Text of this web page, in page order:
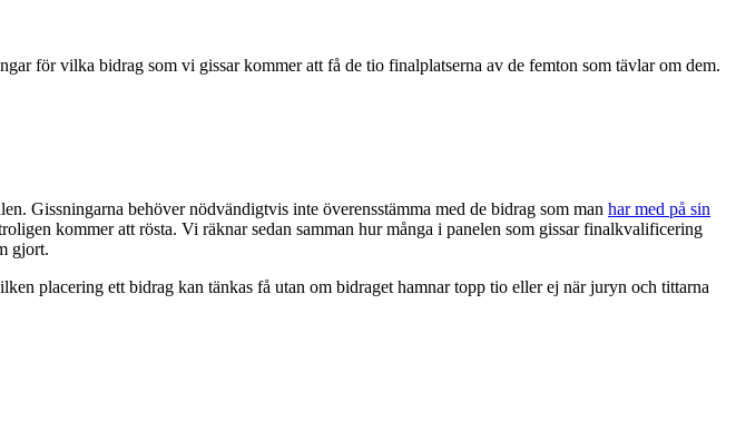
för vilka bidrag som vi gissar kommer att få de tio finalplatserna av de femton som tävlar om dem.
Gissningarna behöver nödvändigtvis inte överensstämma med de bidrag som man har med på sin
kommer att rösta. Vi räknar sedan samman hur många i panelen som gissar finalkvalificering
gjort.
placering ett bidrag kan tänkas få utan om bidraget hamnar topp tio eller ej när juryn och tittarna